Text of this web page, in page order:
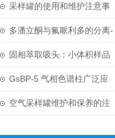
程中需要注意哪些细节呢？
采样罐的使用和维护注意事
项
多潘立酮与氟哌利多的分离-
Zodiac C18 色谱柱
固相萃取吸头：小体积样品
前处理的革命性技术
GsBP-5 气相色谱柱广泛应
用于化学领域中
空气采样罐维护和保养的注